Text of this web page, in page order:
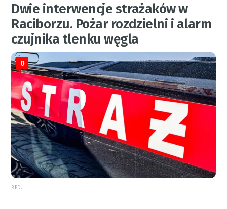
Dwie interwencje strażaków w
Raciborzu. Pożar rozdzielni i alarm
czujnika tlenku węgla
0
RED.